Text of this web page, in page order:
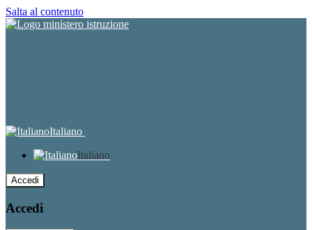
Salta al contenuto
Italiano
Italiano
Accedi
Accedi